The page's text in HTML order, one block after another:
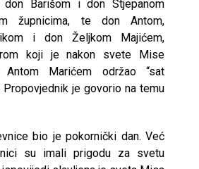
don Barišom i don Stjepanom
župnicima, te don Antom,
i don Željkom Majićem,
koji je nakon svete Mise
Marićem održao “sat
je govorio na temu
bio je pokornički dan. Već
su imali prigodu za svetu